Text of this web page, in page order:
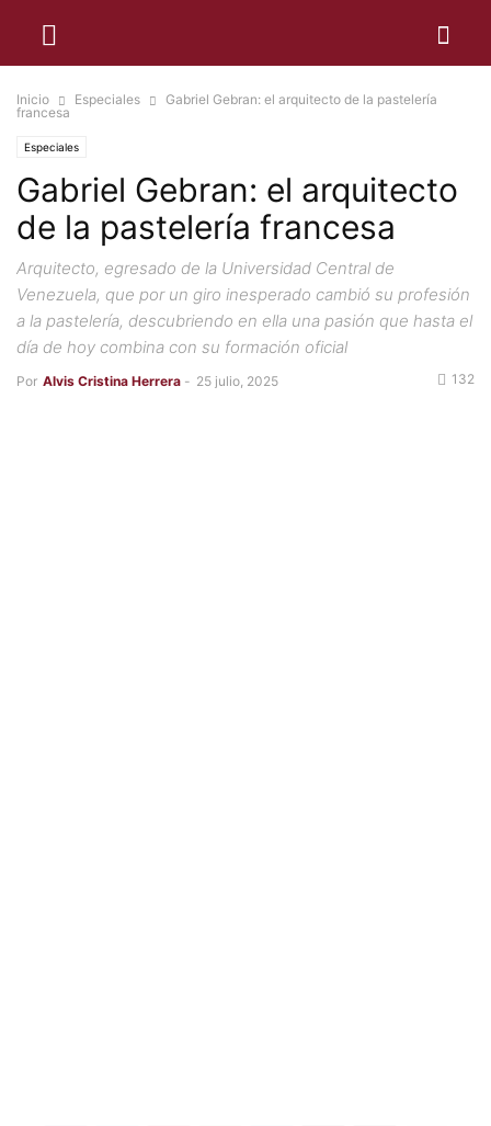
Inicio Especiales
Gabriel Gebran: el arquitecto de la pastelería
francesa
Especiales
Gabriel Gebran: el arquitecto
de la pastelería francesa
Arquitecto, egresado de la Universidad Central de
Venezuela, que por un giro inesperado cambió su profesión
a la pastelería, descubriendo en ella una pasión que hasta el
día de hoy combina con su formación oficial
Por Alvis Cristina Herrera - 25 julio, 2025 132